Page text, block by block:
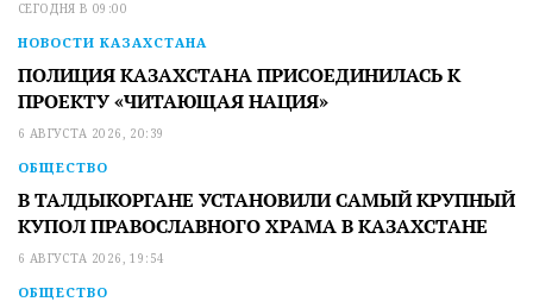
СЕГОДНЯ В 09:00
НОВОСТИ КАЗАХСТАНА
ПОЛИЦИЯ КАЗАХСТАНА ПРИСОЕДИНИЛАСЬ К
ПРОЕКТУ «ЧИТАЮЩАЯ НАЦИЯ»
6 АВГУСТА 2026, 20:39
ОБЩЕСТВО
В ТАЛДЫКОРГАНЕ УСТАНОВИЛИ САМЫЙ КРУПНЫЙ
КУПОЛ ПРАВОСЛАВНОГО ХРАМА В КАЗАХСТАНЕ
6 АВГУСТА 2026, 19:54
ОБЩЕСТВО